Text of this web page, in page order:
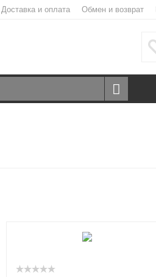
Доставка и оплата Обмен и возврат